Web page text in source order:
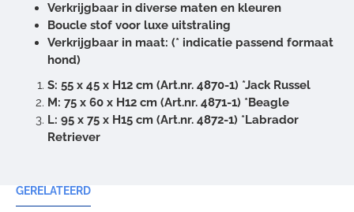
Verkrijgbaar in diverse maten en kleuren
Boucle stof voor luxe uitstraling
Verkrijgbaar in maat: (* indicatie passend formaat
hond)
S: 55 x 45 x H12 cm (Art.nr. 4870-1) *Jack Russel
M: 75 x 60 x H12 cm (Art.nr. 4871-1) *Beagle
L: 95 x 75 x H15 cm (Art.nr. 4872-1) *Labrador
Retriever
GERELATEERD